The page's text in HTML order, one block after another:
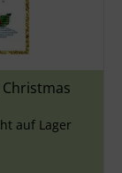
auf Lager